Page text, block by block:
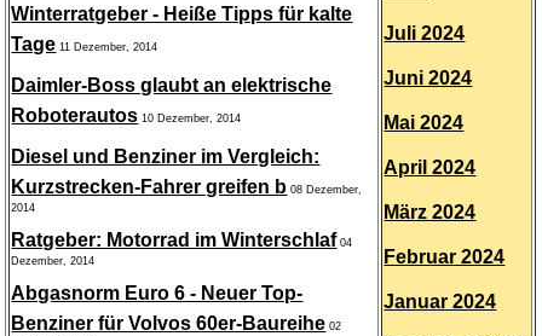
Winterratgeber - Heiße Tipps für kalte
Tage 11 Dezember, 2014
Daimler-Boss glaubt an elektrische
Roboterautos 10 Dezember, 2014
Diesel und Benziner im Vergleich:
Kurzstrecken-Fahrer greifen b 08 Dezember,
2014
Ratgeber: Motorrad im Winterschlaf 04
Dezember, 2014
Abgasnorm Euro 6 - Neuer Top-
Benziner für Volvos 60er-Baureihe 02
Juli 2024
Juni 2024
Mai 2024
April 2024
März 2024
Februar 2024
Januar 2024